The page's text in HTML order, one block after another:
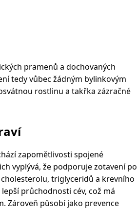
pramenů a dochovaných
tedy vůbec žádným bylinkovým
rostlinu a takřka zázračné
zapomětlivosti spojené
vyplývá, že podporuje zotavení po
triglyceridů a krevního
průchodnosti cév, což má
Zároveň působí jako prevence